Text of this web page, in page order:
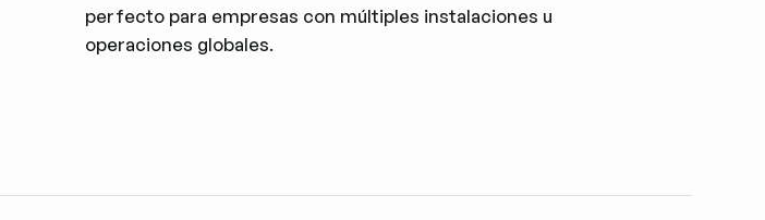
perfecto para empresas con múltiples instalaciones u
operaciones globales.